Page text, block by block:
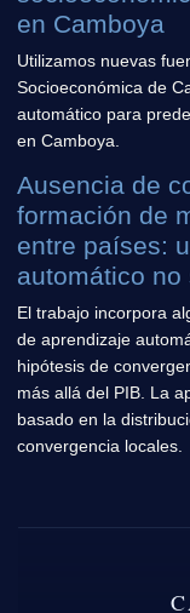
en Camboya
Utilizamos nuevas
Socioeconómica de
automático para
en Camboya.
Ausencia de
formación de
entre países:
automático no
El trabajo incorpora
de aprendizaje
hipótesis de
más allá del PIB. La
basado en la
convergencia locales.